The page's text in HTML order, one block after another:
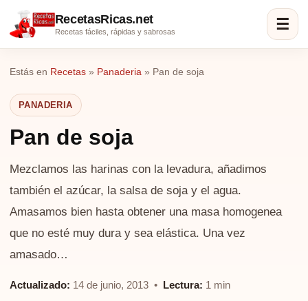
RecetasRicas.net
Recetas fáciles, rápidas y sabrosas ☰
Estás en Recetas » Panaderia » Pan de soja
PANADERIA
Pan de soja
Mezclamos las harinas con la levadura, añadimos
también el azúcar, la salsa de soja y el agua.
Amasamos bien hasta obtener una masa homogenea
que no esté muy dura y sea elástica. Una vez
amasado…
Actualizado: 14 de junio, 2013 • Lectura: 1 min